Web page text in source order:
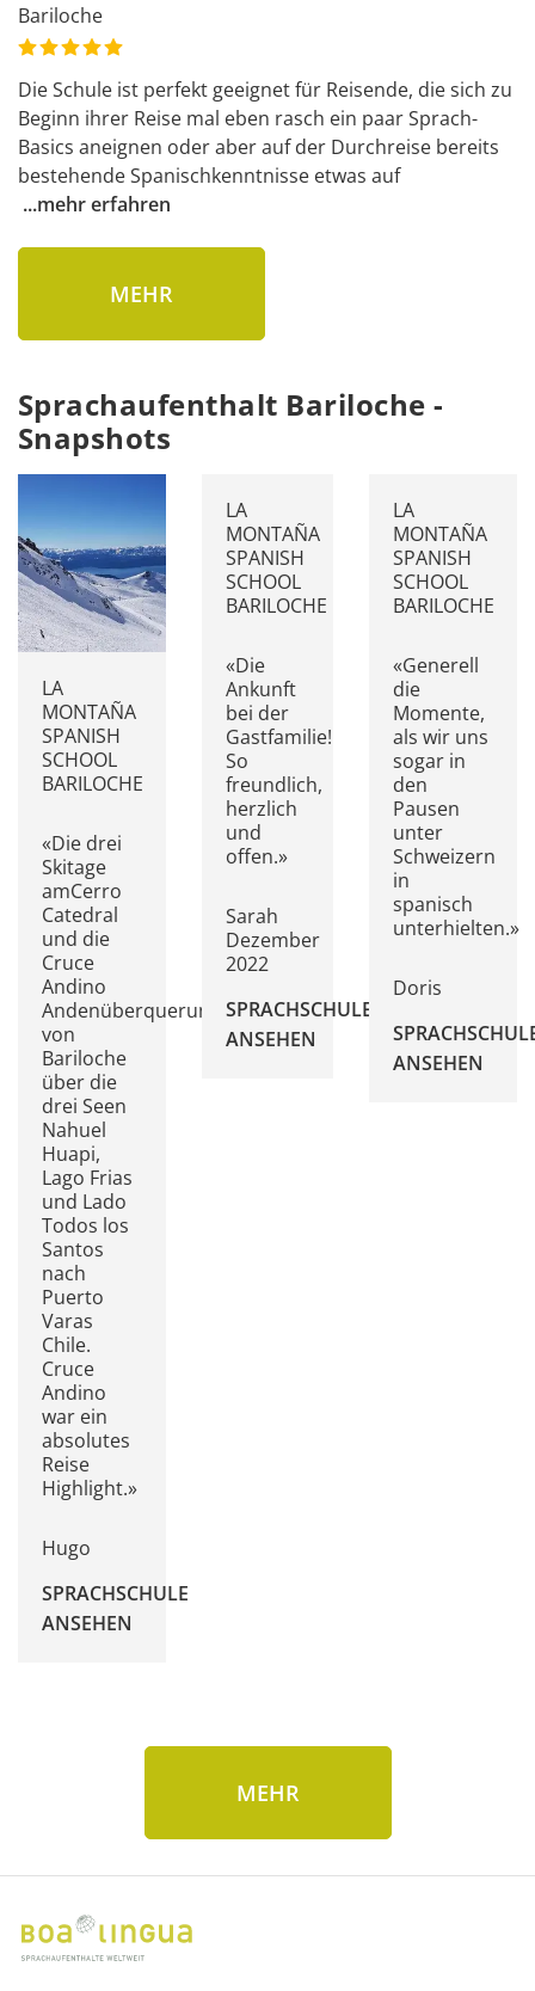
Bariloche
Die Schule ist perfekt geeignet für Reisende, die sich zu
Beginn ihrer Reise mal eben rasch ein paar Sprach-
Basics aneignen oder aber auf der Durchreise bereits
bestehende Spanischkenntnisse etwas auf
...mehr erfahren
MEHR
Sprachaufenthalt Bariloche -
Snapshots
LA
MONTAÑA
SPANISH
SCHOOL
BARILOCHE
«Die drei
Skitage
amCerro
Catedral
und die
Cruce
Andino
Andenüberquerung
von
Bariloche
über die
drei Seen
Nahuel
Huapi,
Lago Frias
und Lado
Todos los
Santos
nach
Puerto
Varas
Chile.
Cruce
Andino
war ein
absolutes
Reise
Highlight.»
Hugo
SPRACHSCHULE
ANSEHEN
LA
MONTAÑA
SPANISH
SCHOOL
BARILOCHE
«Die
Ankunft
bei der
Gastfamilie!
So
freundlich,
herzlich
und
offen.»
Sarah
Dezember
2022
SPRACHSCHULE
ANSEHEN
LA
MONTAÑA
SPANISH
SCHOOL
BARILOCHE
«Generell
die
Momente,
als wir uns
sogar in
den
Pausen
unter
Schweizern
in
spanisch
unterhielten.»
Doris
ANSEHEN
MEHR